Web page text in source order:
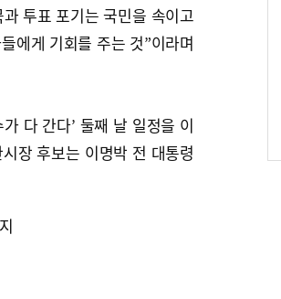
투표 포기는 국민을 속이고
에게 기회를 주는 것”이라며
다 간다’ 둘째 날 일정을 이
장 후보는 이명박 전 대통령